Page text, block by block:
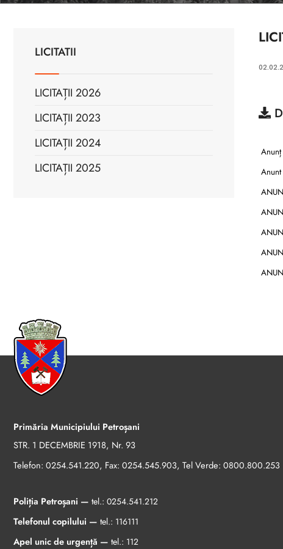
LICITATII
LICITAȚII 2026
LICITAȚII 2023
LICITAȚII 2024
LICITAȚII 2025
Primăria Municipiului Petroșani
STR. 1 DECEMBRIE 1918, Nr. 93
Telefon: 0254.541.220, Fax: 0254.545.903, Tel Verde: 0800.800.253
Poliția Petroșani — tel.: 0254.541.212
Telefonul copilului — tel.: 116111
Apel unic de urgență — tel.: 112